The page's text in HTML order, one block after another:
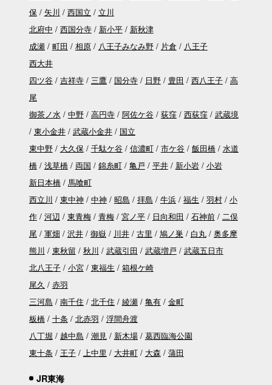
保
矢川 西国立
立川
北府中
西国分寺 新小平
新秋津
成瀬
町田 相原 八王子みなみ野 片倉
八王子
西大井
四ツ谷
吉祥寺 三鷹 国分寺 日野 豊田 西八王子
高
尾
御茶ノ水
中野 高円寺 阿佐ケ谷 荻窪 西荻窪
武蔵境
東小金井
武蔵小金井
国立
東中野
大久保 千駄ケ谷 信濃町 市ケ谷 飯田橋
水道
橋
浅草橋 両国 錦糸町 亀戸 平井 新小岩
小岩
新日本橋
馬喰町
西立川
東中神 中神 昭島 拝島 牛浜 福生 羽村
小
作
河辺 東青梅 青梅 宮ノ平 日向和田 石神前
二俣
尾
軍畑 沢井 御嶽 川井 古里 鳩ノ巣 白丸
奥多摩
熊川
東秋留 秋川 武蔵引田 武蔵増戸
武蔵五日市
北八王子
小宮 東福生
箱根ケ崎
尾久
赤羽
三河島
南千住 北千住 綾瀬 亀有
金町
板橋
十条 北赤羽
浮間舟渡
八丁堀
越中島 潮見 新木場
葛西臨海公園
東十条
王子 上中里 大井町 大森 蒲田
JR東海